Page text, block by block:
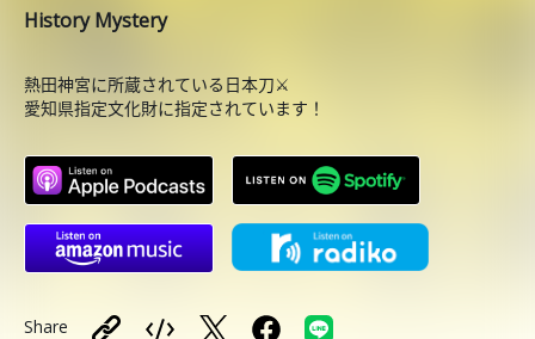
History Mystery
熱田神宮に所蔵されている日本刀⚔️
愛知県指定文化財に指定されています！
Share